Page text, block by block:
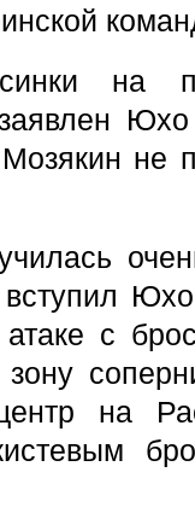
на
не
с
на